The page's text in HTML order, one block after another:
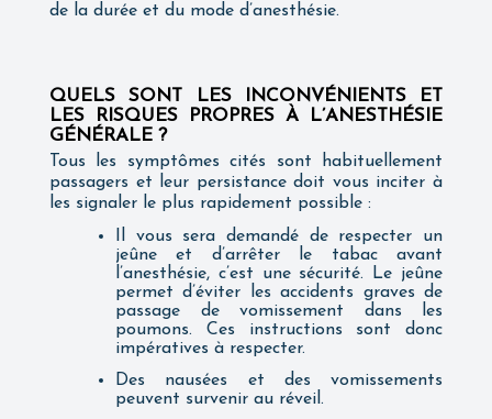
de la durée et du mode d’anesthésie.
QUELS SONT LES INCONVÉNIENTS ET
LES RISQUES PROPRES À L’ANESTHÉSIE
GÉNÉRALE ?
Tous les symptômes cités sont habituellement
passagers et leur persistance doit vous inciter à
les signaler le plus rapidement possible :
Il vous sera demandé de respecter un
jeûne et d’arrêter le tabac avant
l’anesthésie, c’est une sécurité. Le jeûne
permet d’éviter les accidents graves de
passage de vomissement dans les
poumons. Ces instructions sont donc
impératives à respecter.
Des nausées et des vomissements
peuvent survenir au réveil.